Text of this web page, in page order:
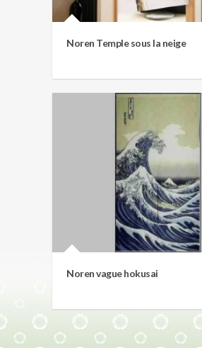
Noren Temple sous la neige
Noren vague hokusai